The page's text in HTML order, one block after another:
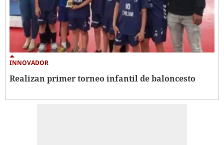
INNOVADOR
Realizan primer torneo infantil de baloncesto